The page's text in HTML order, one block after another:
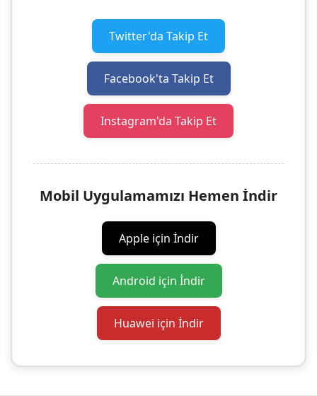
Twitter'da Takip Et
Facebook'ta Takip Et
Instagram'da Takip Et
Mobil Uygulamamızı Hemen İndir
Apple için İndir
Android için İndir
Huawei için İndir